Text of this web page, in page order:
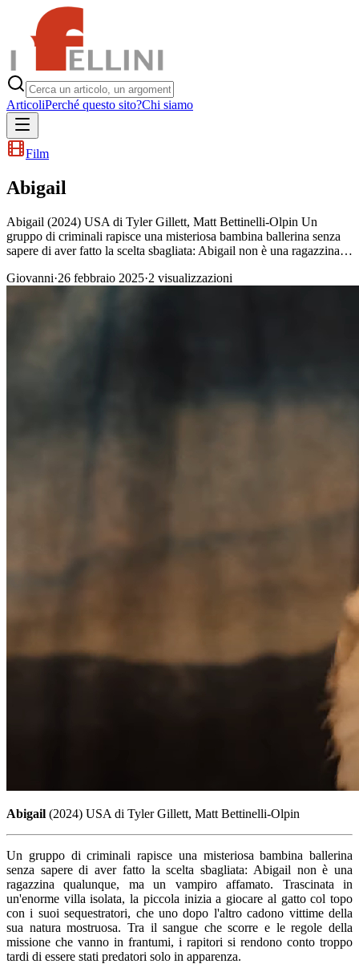
ArticoliPerché questo sito?Chi siamo
Film
Abigail
Abigail (2024) USA di Tyler Gillett, Matt Bettinelli-Olpin Un
gruppo di criminali rapisce una misteriosa bambina ballerina senza
sapere di aver fatto la scelta sbagliata: Abigail non è una ragazzina…
Giovanni·26 febbraio 2025·2 visualizzazioni
Abigail (2024) USA di Tyler Gillett, Matt Bettinelli-Olpin
Un gruppo di criminali rapisce una misteriosa bambina ballerina
senza sapere di aver fatto la scelta sbagliata: Abigail non è una
ragazzina qualunque, ma un vampiro affamato. Trascinata in
un'enorme villa isolata, la piccola inizia a giocare al gatto col topo
con i suoi sequestratori, che uno dopo l'altro cadono vittime della
sua natura mostruosa. Tra il sangue che scorre e le regole della
missione che vanno in frantumi, i rapitori si rendono conto troppo
tardi di essere stati predatori solo in apparenza.